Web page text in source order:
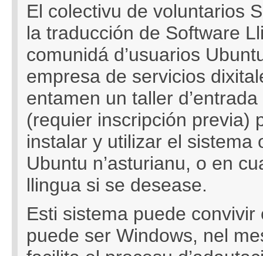
El colectivu de voluntarios
la traducción de Software
comunidá d’usuarios
empresa de servicios
entamen un taller
(requier inscripción previa)
instalar y utilizar el sistema
Ubuntu n’asturianu, o en
llingua si se desease.
Esti sistema puede
puede ser Windows, nel